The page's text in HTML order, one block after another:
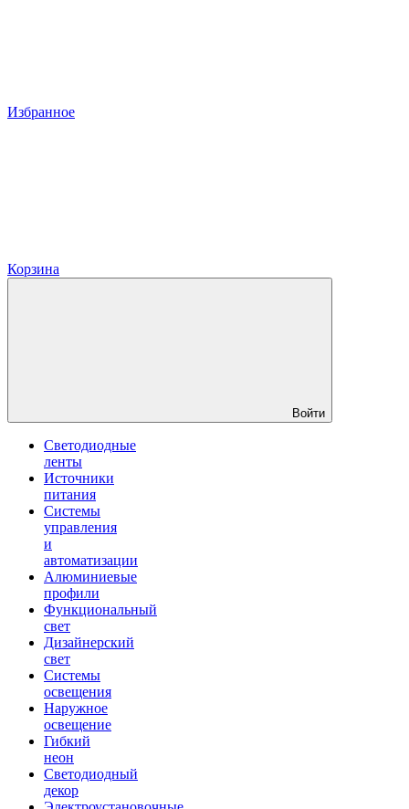
Избранное
Корзина
Войти
Светодиодные
ленты
Источники
питания
Системы
управления
и
автоматизации
Алюминиевые
профили
Функциональный
свет
Дизайнерский
свет
Системы
освещения
Наружное
освещение
Гибкий
неон
Светодиодный
декор